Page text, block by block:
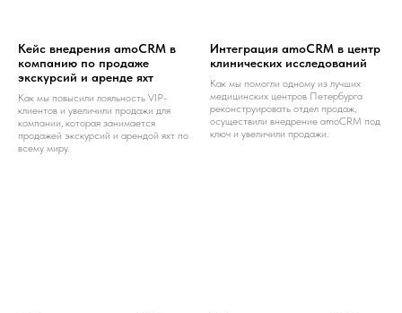
Кейс внедрения amoCRM в
компанию по продаже
экскурсий и аренде яхт
Как мы повысили лояльность VIP-
клиентов и увеличили продажи для
компании, которая занимается
продажей экскурсий и арендой яхт по
всему миру.
Интеграция amoCRM в центр
клинических исследований
Как мы помогли одному из лучших
медицинских центров Петербурга
реконструировать отдел продаж,
осуществили внедрение amoCRM под
ключ и увеличили продажи.